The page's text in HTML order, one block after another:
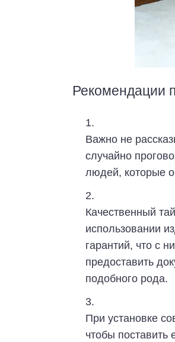
Рекомендации
Важно не
случайно
людей, которые
Качественный
использовании
гарантий, что с
предоставить
подобного рода.
При установке
чтобы